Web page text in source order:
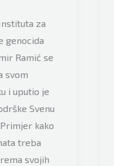
za
genocida
Ramić se
svom
i uputio je
Svenu
kako
treba
svojih